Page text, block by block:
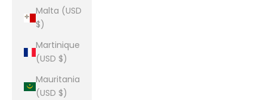
Malta (USD
$)
Martinique
(USD $)
Mauritania
(USD $)